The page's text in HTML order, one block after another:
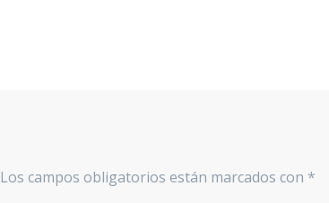
Los campos obligatorios están marcados con *